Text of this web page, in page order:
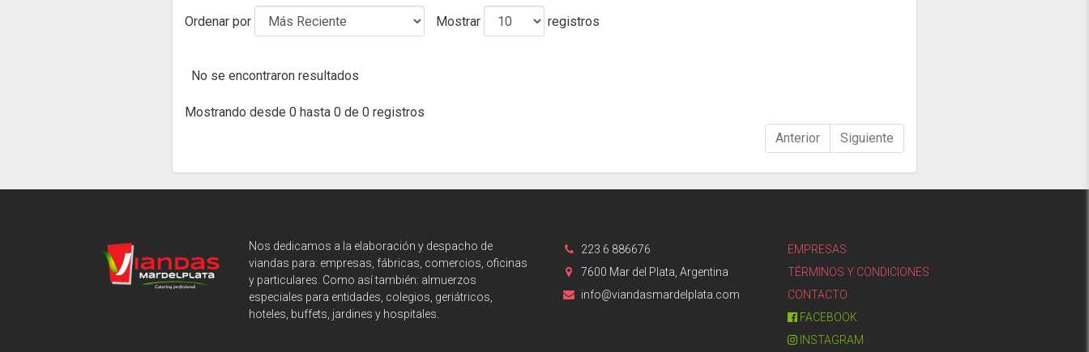
Ordenar por Mostrar registros
No se encontraron resultados
Mostrando desde 0 hasta 0 de 0 registros
Anterior
Siguiente
Nos dedicamos a la elaboración y despacho de
viandas para: empresas, fábricas, comercios, oficinas
y particulares. Como así también: almuerzos
especiales para entidades, colegios, geriátricos,
hoteles, buffets, jardines y hospitales.
223 6 886676
7600 Mar del Plata, Argentina
info@viandasmardelplata.com
EMPRESAS
TÉRMINOS Y CONDICIONES
CONTACTO
FACEBOOK
INSTAGRAM